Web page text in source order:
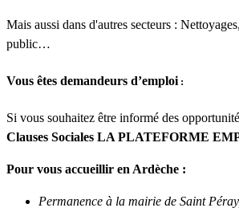
Mais aussi dans d'autres secteurs :
public…
Vous êtes demandeurs d’emploi:
Si vous souhaitez être informé des
Clauses Sociales LA PLATEFORME
Pour vous accueillir en Ardèche :
Permanence à la mairie de Saint